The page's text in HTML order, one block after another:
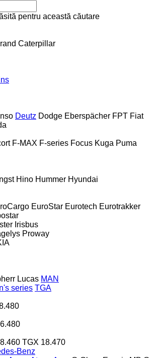
pentru această căutare
Caterpillar
Deutz Dodge Eberspächer FPT Fiat
F-MAX F-series Focus Kuga Puma
Hino Hummer Hyundai
EuroStar Eurotech Eurotrakker
Irisbus
Proway
Lucas MAN
series TGA
TGX 18.470
Benz